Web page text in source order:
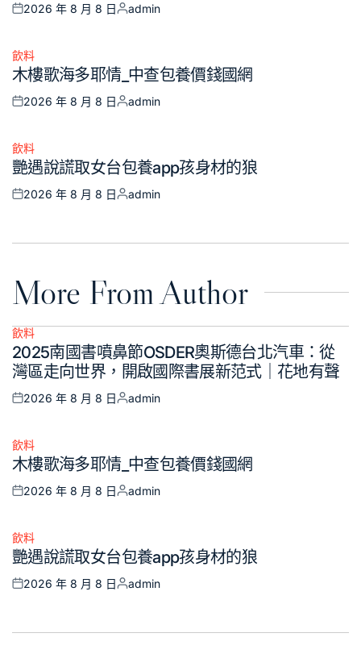
Posted
2026 年 8 月 8 日
Posted
admin
Posted
in
飲料
木樓歌海多耶情_中查包養價錢國網
Posted
2026 年 8 月 8 日
Posted
admin
Posted
in
飲料
艷遇說謊取女台包養app孩身材的狼
Posted
2026 年 8 月 8 日
Posted
admin
More From Author
Posted
in
飲料
2025南國書噴鼻節OSDER奧斯德台北汽車：從
灣區走向世界，開啟國際書展新范式｜花地有聲
Posted
2026 年 8 月 8 日
Posted
admin
Posted
in
飲料
木樓歌海多耶情_中查包養價錢國網
Posted
2026 年 8 月 8 日
Posted
admin
Posted
in
飲料
艷遇說謊取女台包養app孩身材的狼
Posted
2026 年 8 月 8 日
Posted
admin